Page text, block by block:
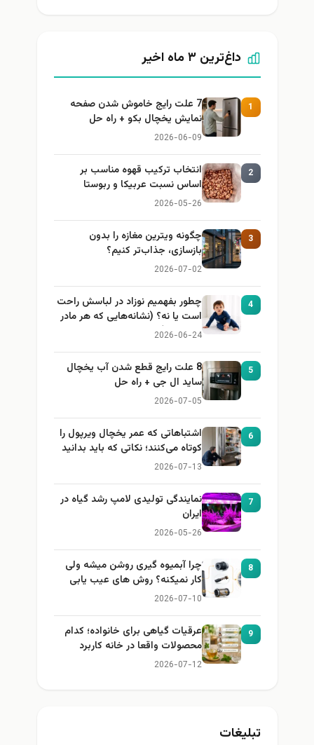
داغ‌ترین ۳ ماه اخیر
1
7 علت رایج خاموش شدن صفحه
نمایش یخچال بکو + راه حل
2026-06-09
2
انتخاب ترکیب قهوه مناسب بر
اساس نسبت عربیکا و ربوستا
2026-05-26
3
چگونه ویترین مغازه را بدون
بازسازی، جذاب‌تر کنیم؟
2026-07-02
4
چطور بفهمیم نوزاد در لباسش راحت
است یا نه؟ (نشانه‌هایی که هر مادر
باید بداند)
2026-06-24
5
8 علت رایج قطع شدن آب یخچال
ساید ال جی + راه حل
2026-07-05
6
اشتباهاتی که عمر یخچال ویرپول را
کوتاه می‌کنند؛ نکاتی که باید بدانید
2026-07-13
7
نمایندگی تولیدی لامپ رشد گیاه در
ایران
2026-05-26
8
چرا آبمیوه گیری روشن میشه ولی
کار نمیکنه؟ روش های عیب یابی
2026-07-10
9
عرقیات گیاهی برای خانواده؛ کدام
محصولات واقعا در خانه کاربرد
دارند؟
2026-07-12
تبلیغات